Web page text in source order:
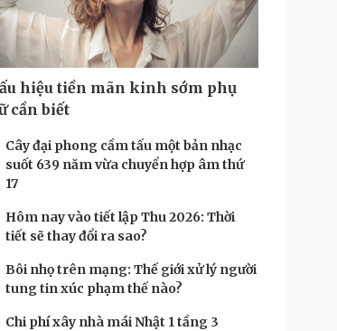
24h
Tin Công nghệ
Trải nghiệm
Chuyển đổi số
Podcast
Đọc truyện đêm khuya
Cửa sổ tình yêu
hiệu tiền mãn kinh sớm phụ
cần biết
Cây đại phong cầm tấu một bản nhạc
suốt 639 năm vừa chuyển hợp âm thứ
17
Hôm nay vào tiết lập Thu 2026: Thời
tiết sẽ thay đổi ra sao?
Bôi nhọ trên mạng: Thế giới xử lý người
tung tin xúc phạm thế nào?
Chi phí xây nhà mái Nhật 1 tầng 3